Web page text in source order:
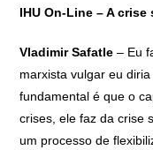
IHU On-Line – A
Vladimir Safatle – Eu
marxista vulgar eu
fundamental é que o
crises, ele faz da crise
um processo de